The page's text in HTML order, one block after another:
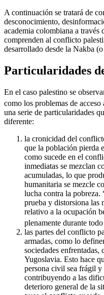
A continuación se tratará de
desconocimiento,
academia colombiana a través
comprenden al conflicto
desarrollado desde la Nakba
Particularidades
En el caso palestino se
como los problemas de acceso
una serie de particularidades
diferente:
la cronicidad del
que la población pierda
como sucede en el
inmediatas se mezclan
acumuladas, lo que
humanitaria se mezcle
lucha contra la pobreza.
prueba y distorsiona las
relativo a la ocupación
plenamente durante
las partes del conflicto
armadas, como lo
sociedades
Yugoslavia. Esto hace
persona civil sea frágil y
contribuyendo a las
deterioro general de la